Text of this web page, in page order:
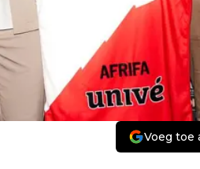
Voeg toe